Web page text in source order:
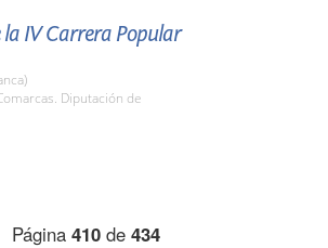
la IV Carrera Popular
Diputación de
Página 410de 434